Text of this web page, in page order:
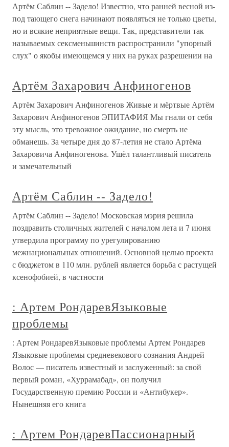
Артём Саблин -- Задело! Известно, что ранней весной из-
под тающего снега начинают появляться не только цветы,
но и всякие неприятные вещи. Так, представители так
называемых сексменьшинств распространили "упорный
слух" о якобы имеющемся у них на руках разрешении на
Артём Захарович Анфиногенов
Артём Захарович Анфиногенов Живые и мёртвые Артём
Захарович Анфиногенов ЭПИТАФИЯ Мы гнали от себя
эту мысль, это тревожное ожидание, но смерть не
обманешь. За четыре дня до 87-летия не стало Артёма
Захаровича Анфиногенова. Ушёл талантливый писатель
и замечательный
Артём Саблин -- Задело!
Артём Саблин -- Задело! Московская мэрия решила
поздравить столичных жителей с началом лета и 7 июня
утвердила программу по урегулированию
межнациональных отношений. Основной целью проекта
с бюджетом в 110 млн. рублей является борьба с растущей
ксенофобией, в частности
: Артем РондаревЯзыковые
проблемы
: Артем РондаревЯзыковые проблемы Артем Рондарев
Языковые проблемы средневекового сознания Андрей
Волос — писатель известный и заслуженный: за свой
первый роман, «Хуррамабад», он получил
Государственную премию России и «Антибукер».
Нынешняя его книга
: Артем РондаревПассионарный